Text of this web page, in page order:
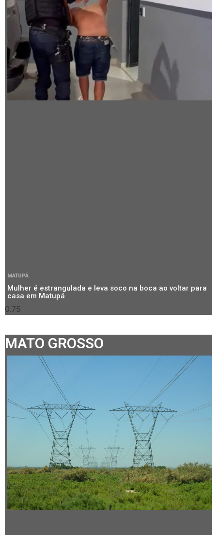
MATUPÁ
Mulher é estrangulada e leva soco na boca ao voltar para
casa em Matupá
MATO GROSSO